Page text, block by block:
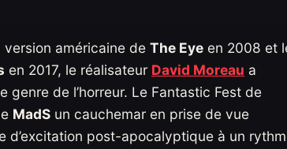
américaine de The Eye en 2008 et
en 2017, le réalisateur David Moreau a
genre de l’horreur. Le Fantastic Fest de
MadS un cauchemar en prise de vue
d’excitation post-apocalyptique à un